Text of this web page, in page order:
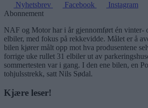
Nyhetsbrev Facebook
Instagram
Abonnement
NAF og Motor har i år gjennomført én vinter-
elbiler, med fokus på rekkevidde. Målet er å
bilen kjører målt opp mot hva produsentene
forrige uke rullet 31 elbiler ut av
sommertesten var i gang. I den ene bilen, en
tohjulsstrekk, satt Nils Sødal.
Kjære leser!